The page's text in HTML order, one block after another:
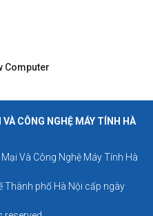
Computer
CÔNG NGHỆ MÁY TÍNH HÀ
Và Công Nghệ Máy Tính Hà
Thành phố Hà Nội cấp ngày